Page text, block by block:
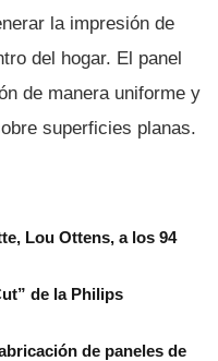
la impresión de
del hogar. El panel
de manera uniforme y
superficies planas.
Lou Ottens, a los 94
de la Philips
de paneles de